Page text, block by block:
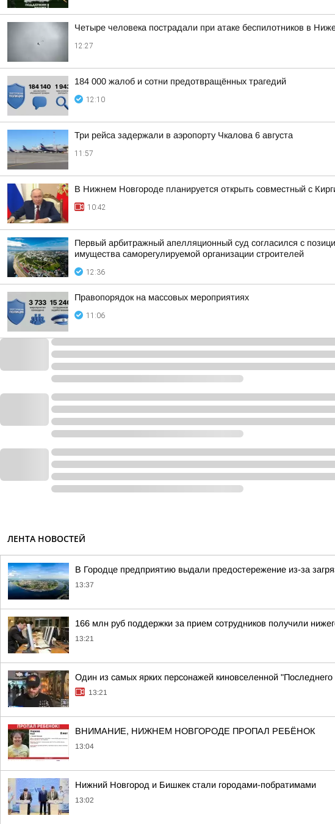
Четыре человека пострадали при атаке беспилотников в
12:27
184 000 жалоб и сотни предотвращённых трагедий
12:10
Три рейса задержали в аэропорту Чкалова 6 августа
11:57
В Нижнем Новгороде планируется открыть совместный с
10:42
Первый арбитражный апелляционный суд согласился с
имущества саморегулируемой организации строителей
12:36
Правопорядок на массовых мероприятиях
11:06
ЛЕНТА НОВОСТЕЙ
В Городце предприятию выдали предостережение из-за
13:37
166 млн руб поддержки за прием сотрудников получили
13:21
Один из самых ярких персонажей киновселенной
13:21
ВНИМАНИЕ, НИЖНЕМ НОВГОРОДЕ ПРОПАЛ РЕБЁНОК
13:04
Нижний Новгород и Бишкек стали городами-побратимами
13:02